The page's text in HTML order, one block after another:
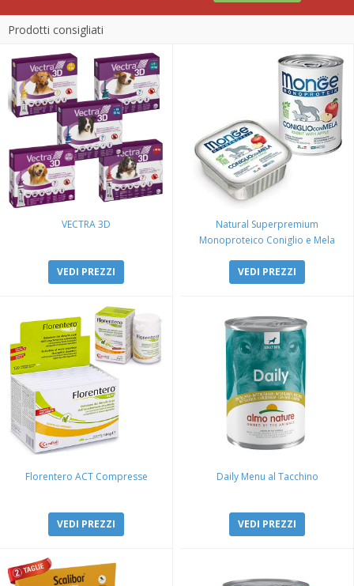
Prodotti consigliati
VECTRA 3D
VEDI PREZZI
Natural Superpremium
Monoproteico Coniglio e Mela
VEDI PREZZI
Florentero ACT Compresse
VEDI PREZZI
Daily Menu al Tacchino
VEDI PREZZI